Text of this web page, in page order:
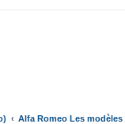
Alfa Romeo Les modèles